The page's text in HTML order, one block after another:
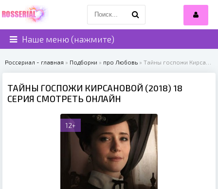
Наше меню (нажмите)
Россериал - главная » Подборки » про Любовь » Тайны госпожи Кирсановой (2018)
ТАЙНЫ ГОСПОЖИ КИРСАНОВОЙ (2018) 18
СЕРИЯ СМОТРЕТЬ ОНЛАЙН
12+